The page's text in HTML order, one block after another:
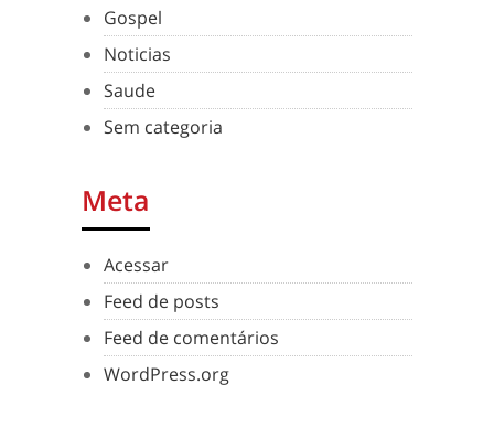
Gospel
Noticias
Saude
Sem categoria
Meta
Acessar
Feed de posts
Feed de comentários
WordPress.org